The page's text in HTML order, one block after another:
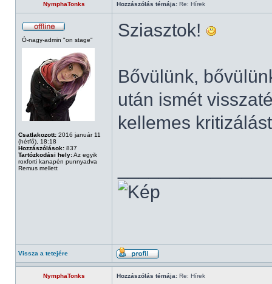
NymphaTonks Hozzászólás témája: Re: Hírek
Ó-nagy-admin "on stage"
Csatlakozott: 2016 január 11
(hétfő), 18:18
Hozzászólások: 837
Tartózkodási hely:Az egyik
roxforti kanapén punnyadva
Remus mellett
Sziasztok!
Bővülünk,
után ismét
kellemes
Vissza a tetejére
NymphaTonks Hozzászólás témája: Re: Hírek